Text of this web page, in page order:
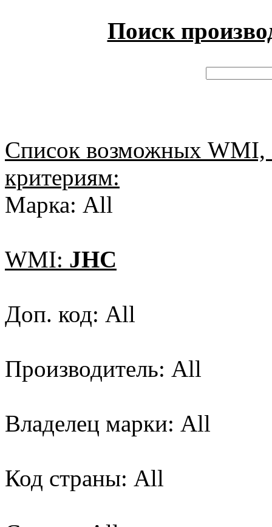
Поиск
Список возможных
критериям:
Марка: All
WMI: JHC
Доп. код: All
Производитель: All
Владелец марки: All
Код страны: All